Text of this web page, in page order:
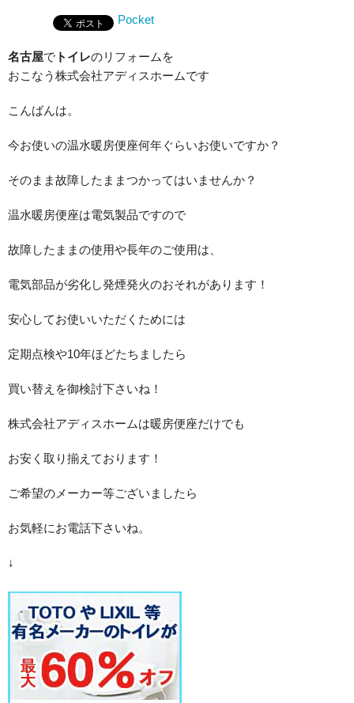
Pocket
名古屋で トイレのリフォームを
おこなう株式会社アディスホームです
こんばんは。
今お使いの温水暖房便座何年ぐらいお使いですか？
そのまま故障したままつかってはいませんか？
温水暖房便座は電気製品ですので
故障したままの使用や長年のご使用は、
電気部品が劣化し発煙発火のおそれがあります！
安心してお使いいただくためには
定期点検や10年ほどたちましたら
買い替えを御検討下さいね！
株式会社アディスホームは暖房便座だけでも
お安く取り揃えております！
ご希望のメーカー等ございましたら
お気軽にお電話下さいね。
↓